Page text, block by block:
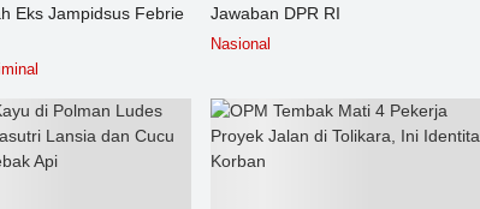
Eks Jampidsus Febrie
Jawaban DPR RI
Nasional